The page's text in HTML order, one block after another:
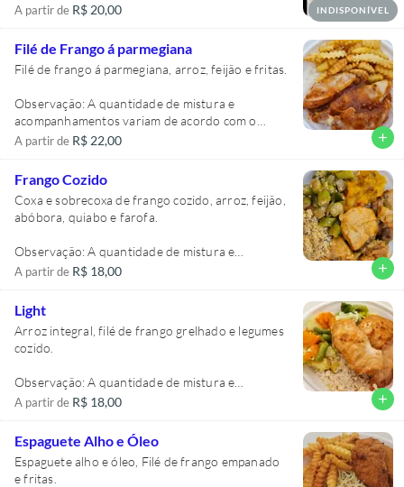
A partir de R$ 20,00 INDISPONÍVEL
Filé de Frango á parmegiana
Filé de frango á parmegiana, arroz, feijão e fritas.
Observação: A quantidade de mistura e
acompanhamentos variam de acordo com o
tamanho da marmita, lembrando que todas são
M.
A partir de R$ 22,00 add
Frango Cozido
Coxa e sobrecoxa de frango cozido, arroz, feijão,
abóbora, quiabo e farofa.
Observação: A quantidade de mistura e
acompanhamentos variam de acordo com o
individuais. Na foto acima a marmita é tamanho
M.
A partir de R$ 18,00 add
Light
Arroz integral, filé de frango grelhado e legumes
cozido.
Observação: A quantidade de mistura e
acompanhamentos variam de acordo com o
individuais. Na foto acima a marmita é tamanho
M.
A partir de R$ 18,00 add
Espaguete Alho e Óleo
Espaguete alho e óleo, Filé de frango empanado
e fritas.